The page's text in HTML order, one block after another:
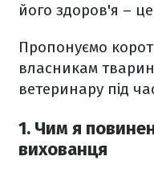
його здоров'я –
Пропонуємо
власникам
ветеринару під
1. Чим я
вихованця